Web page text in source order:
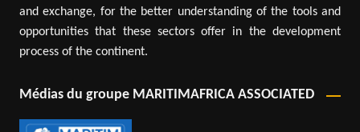
and exchange, for the better understanding of the tools and
opportunities that these sectors offer in the development
process of the continent.
Médias du groupe MARITIMAFRICA ASSOCIATED